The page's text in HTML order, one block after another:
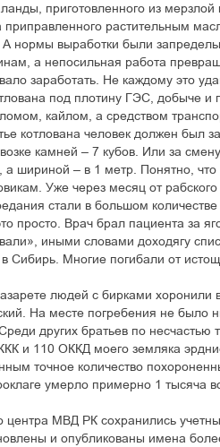
приготовленного из мерзлой
приправленного растительным
нормы выработки были
а непосильная работа
заработать. Не каждому это
под плотину ГЭС, добыче и
кайлом, а средством
котлована человек должен был
камней – 7 кубов. Или за
шириной – в 1 метр. Понятно, что
Уже через месяц от рабского
стали в большом
просто. Врач брал пациента за
иными словами доходягу
Сибирь. Многие погибали от
людей с бирками хоронили
На месте погребения не было
других братьев по
и 110 ОККД моего земляка
точное количество
умерло примерно 1 тысяча
МВД РК сохранились
и опубликованы имена